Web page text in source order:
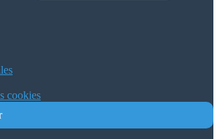
cookies